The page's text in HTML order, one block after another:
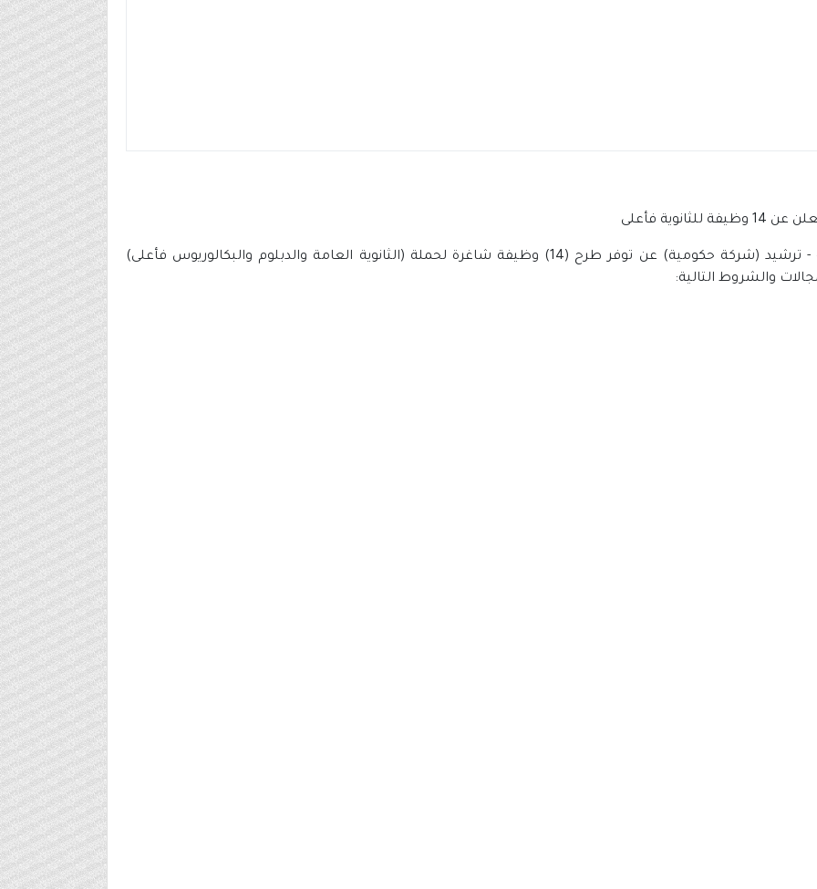
فأعلى
اعلنت الشركة الوطنية لخدمات كفاءة الطاقة - ترشيد (شركة حكومية) عن توفر طرح (14) وظيفة شاغرة لحملة (الثانوية العامة والدبلوم والبكالوريوس فأعلى)
والشروط التالية: